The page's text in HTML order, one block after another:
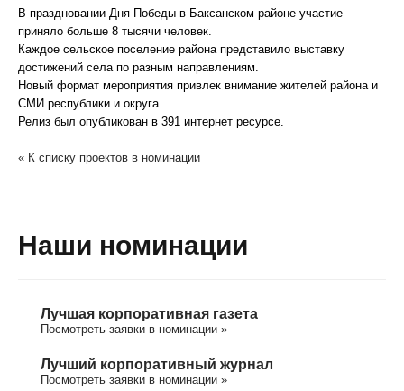
В праздновании Дня Победы в Баксанском районе участие
приняло больше 8 тысячи человек.
Каждое сельское поселение района представило выставку
достижений села по разным направлениям.
Новый формат мероприятия привлек внимание жителей района и
СМИ республики и округа.
Релиз был опубликован в 391 интернет ресурсе.
« К списку проектов в номинации
Наши номинации
Лучшая корпоративная газета
Посмотреть заявки в номинации »
Лучший корпоративный журнал
Посмотреть заявки в номинации »